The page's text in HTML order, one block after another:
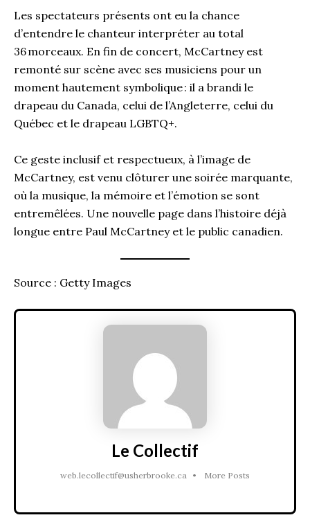
Les spectateurs présents ont eu la chance
d’entendre le chanteur interpréter au total
36 morceaux. En fin de concert, McCartney est
remonté sur scène avec ses musiciens pour un
moment hautement symbolique : il a brandi le
drapeau du Canada, celui de l’Angleterre, celui du
Québec et le drapeau LGBTQ+.
Ce geste inclusif et respectueux, à l’image de
McCartney, est venu clôturer une soirée marquante,
où la musique, la mémoire et l’émotion se sont
entremêlées. Une nouvelle page dans l’histoire déjà
longue entre Paul McCartney et le public canadien.
Source : Getty Images
Le Collectif
web.lecollectif@usherbrooke.ca • More Posts